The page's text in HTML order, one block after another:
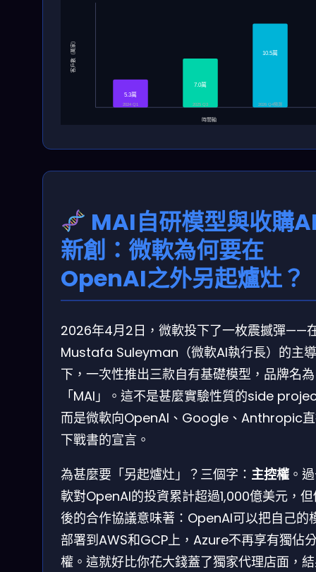
客戶數（萬家）
時間軸
5.3萬
7.0萬
10.5萬
2024 Q1 2025 Q3 2026 Q4預測
MAI自研模型與收購
新創：微軟為何要在
OpenAI之外另起爐灶？
2026年4月2日，微軟投下了一枚震撼彈——
Mustafa Suleyman（微軟AI執行長）的主導
下，一次性推出三款自有基礎模型，品牌名為
「MAI」。這不是甚麼實驗性質的side
而是微軟向OpenAI、Google、Anthropic
下戰書的宣言。
為甚麼要「另起爐灶」？三個字： 主控權 。
軟對OpenAI的投資累計超過1,000億美元，
後的合作協議意味著：OpenAI可以把自己的
部署到AWS和GCP上，Azure不再享有獨佔
權。這就好比你花大錢蓋了獨家代理店面，